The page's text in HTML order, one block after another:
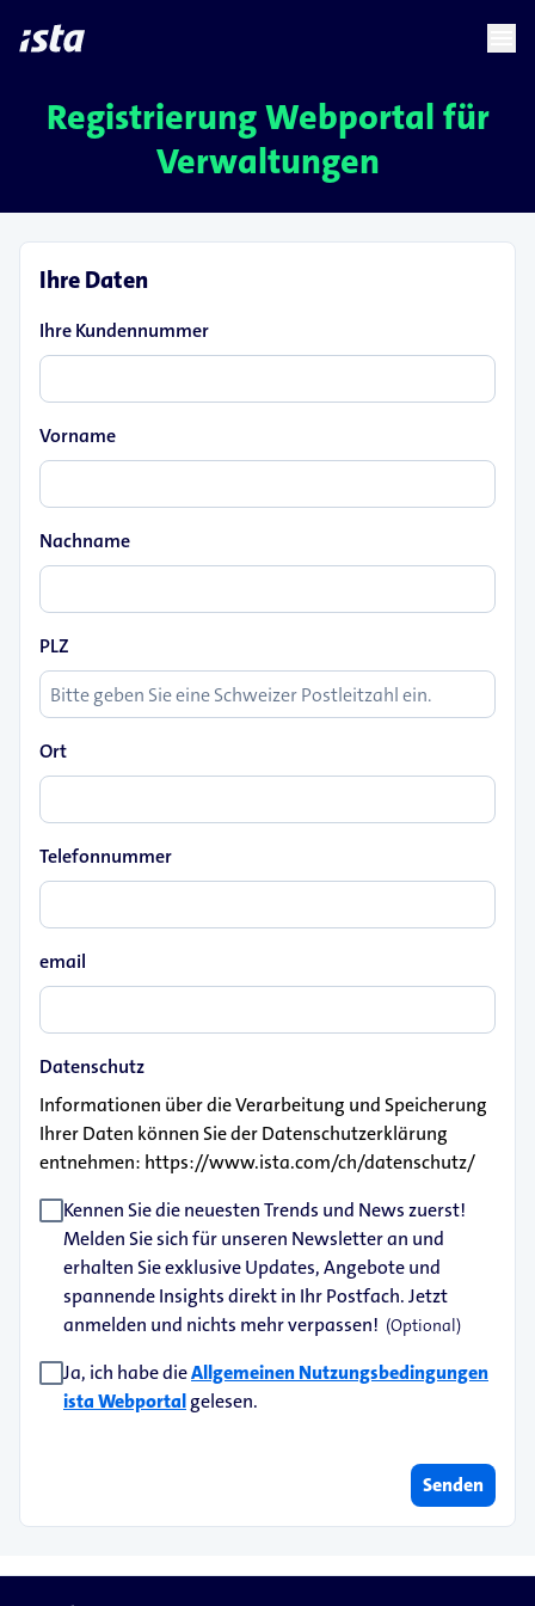
languagechevron_right
Registrierung Webportal für
Verwaltungen
Ihre Daten
Ihre Kundennummer
Vorname
Nachname
PLZ
Ort
Telefonnummer
email
Datenschutz
Informationen über die Verarbeitung und Speicherung
Ihrer Daten können Sie der Datenschutzerklärung
entnehmen: https://www.ista.com/ch/datenschutz/
Kennen Sie die neuesten Trends und News zuerst!
Melden Sie sich für unseren Newsletter an und
erhalten Sie exklusive Updates, Angebote und
spannende Insights direkt in Ihr Postfach. Jetzt
anmelden und nichts mehr verpassen! (Optional)
Ja, ich habe dieAllgemeinen Nutzungsbedingungen
ista Webportalgelesen.
Senden